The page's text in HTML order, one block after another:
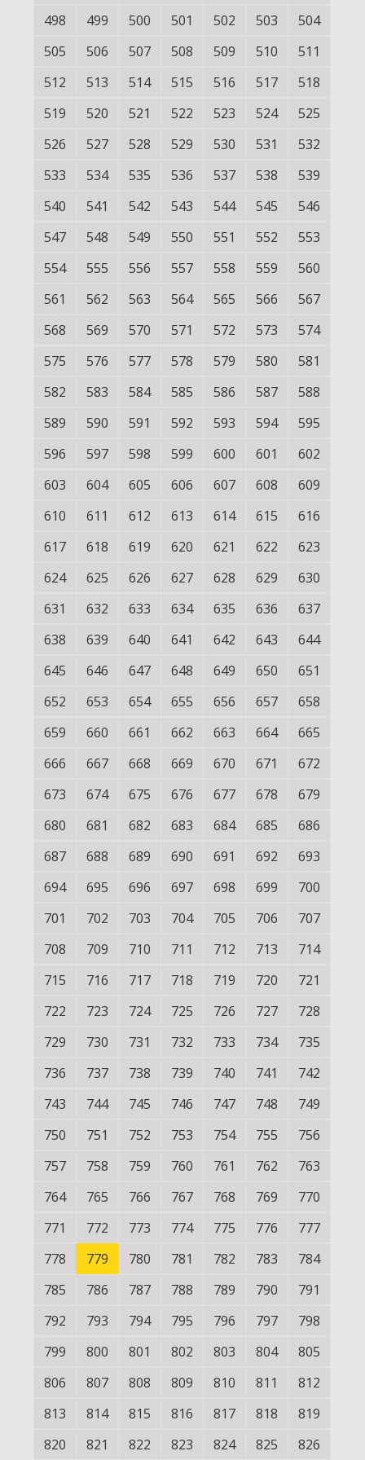
498 499 500 501 502 503
504
505
506 507 508 509 510
511
512
513 514 515 516 517
518
519
520 521 522 523 524
525
526
527 528 529 530 531
532
533
534 535 536 537 538
539
540
541 542 543 544 545
546
547
548 549 550 551 552
553
554
555 556 557 558 559
560
561
562 563 564 565 566
567
568
569 570 571 572 573
574
575
576 577 578 579 580
581
582
583 584 585 586 587
588
589
590 591 592 593 594
595
596
597 598 599 600 601
602
603
604 605 606 607 608
609
610
611 612 613 614 615
616
617
618 619 620 621 622
623
624
625 626 627 628 629
630
631
632 633 634 635 636
637
638
639 640 641 642 643
644
645
646 647 648 649 650
651
652
653 654 655 656 657
658
659
660 661 662 663 664
665
666
667 668 669 670 671
672
673
674 675 676 677 678
679
680
681 682 683 684 685
686
687
688 689 690 691 692
693
694
695 696 697 698 699
700
701
702 703 704 705 706
707
708
709 710 711 712 713
714
715
716 717 718 719 720
721
722
723 724 725 726 727
728
729
730 731 732 733 734
735
736
737 738 739 740 741
742
743
744 745 746 747 748
749
750
751 752 753 754 755
756
757
758 759 760 761 762
763
764
765 766 767 768 769
770
771
772 773 774 775 776
777
778
779 780 781 782 783
784
785
786 787 788 789 790
791
792
793 794 795 796 797
798
799
800 801 802 803 804
805
806
807 808 809 810 811
812
813
814 815 816 817 818
819
820
821 822 823 824 825 826